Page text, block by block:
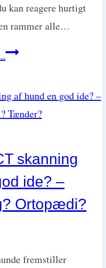
kan reagere hurtigt
rammer alle…
Din
akut
præ-
hospital
care
med
skanning
ide? –
Ortopædi?
fremstiller